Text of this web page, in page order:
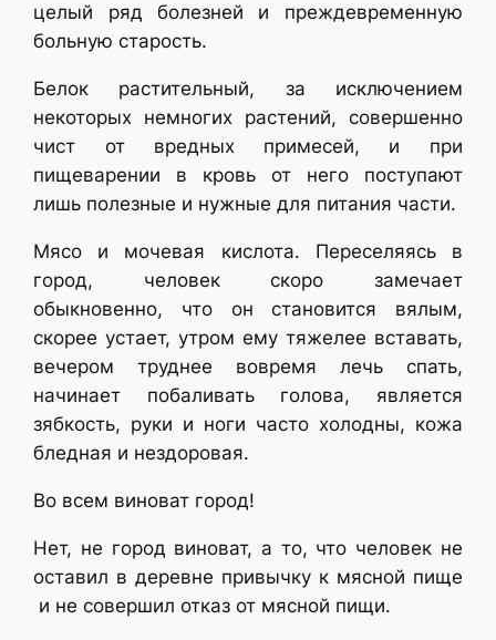
целый ряд болезней и преждевременную
больную старость.
Белок растительный, за исключением
некоторых немногих растений, совершенно
чист от вредных примесей, и при
пищеварении в кровь от него поступают
лишь полезные и нужные для питания части.
Мясо и мочевая кислота. Переселяясь в
город, человек скоро замечает
обыкновенно, что он становится вялым,
скорее устает, утром ему тяжелее вставать,
вечером труднее вовремя лечь спать,
начинает побаливать голова, является
зябкость, руки и ноги часто холодны, кожа
бледная и нездоровая.
Во всем виноват город!
Нет, не город виноват, а то, что человек не
оставил в деревне привычку к мясной пище
и не совершил отказ от мясной пищи.